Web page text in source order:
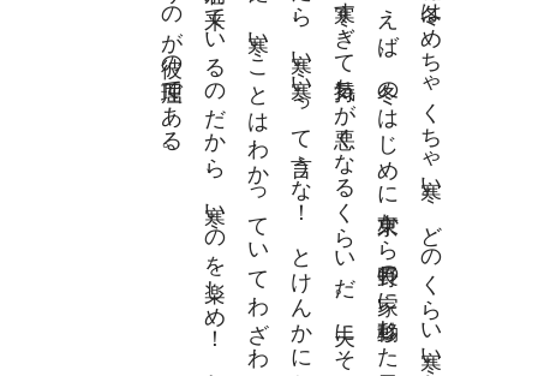
長野の冬
は
め
ち
ゃ
く
ち
ゃ寒
い
。
ど
の
く
ら
い寒
い
か
とい
え
ば
、
冬の
は
じ
め
に東
京か
ら
長野の
家に
移動し
た初
日な
ど、寒
す
ぎ
て気持
ち
が悪
く
な
る
く
ら
い
だ
。夫
に
そ
う言
った
ら
、寒
い寒
い
っ
て言
う
な
！
と
け
ん
か
に
な
った
。
寒い
こ
と
は
わ
か
っ
て
い
て
わ
ざ
わ
ざ冬
に別荘に来
て
い
る
の
だ
か
ら
、
寒い
の
を楽
し
め
！
と
いう
の
が彼
の理屈
で
あ
る
。